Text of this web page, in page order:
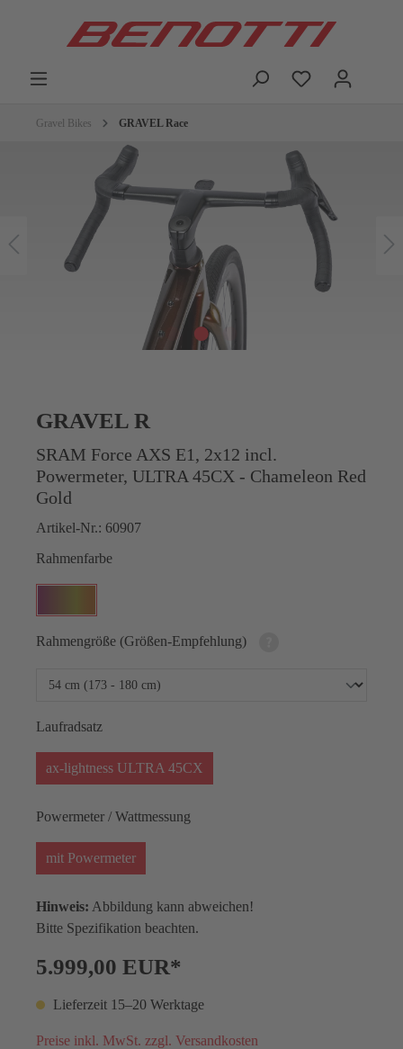
Gravel Bikes GRAVEL Race
GRAVEL R
SRAM Force AXS E1, 2x12 incl.
Powermeter, ULTRA 45CX - Chameleon Red
Gold
Artikel-Nr.: 60907
Rahmenfarbe
Rahmengröße (Größen-Empfehlung)
Laufradsatz
ax-lightness ULTRA 45CX
Powermeter / Wattmessung
mit Powermeter
Hinweis: Abbildung kann abweichen!
Bitte Spezifikation beachten.
5.999,00 EUR*
Lieferzeit 15–20 Werktage
Preise inkl. MwSt. zzgl. Versandkosten